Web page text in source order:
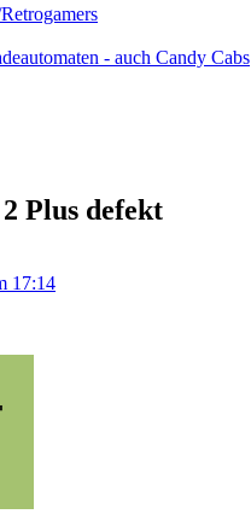
- auch Candy Cabs
Plus defekt
17:14